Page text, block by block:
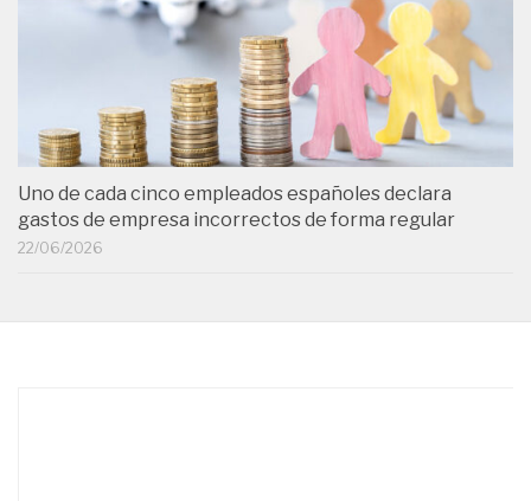
Uno de cada cinco empleados españoles declara
gastos de empresa incorrectos de forma regular
22/06/2026